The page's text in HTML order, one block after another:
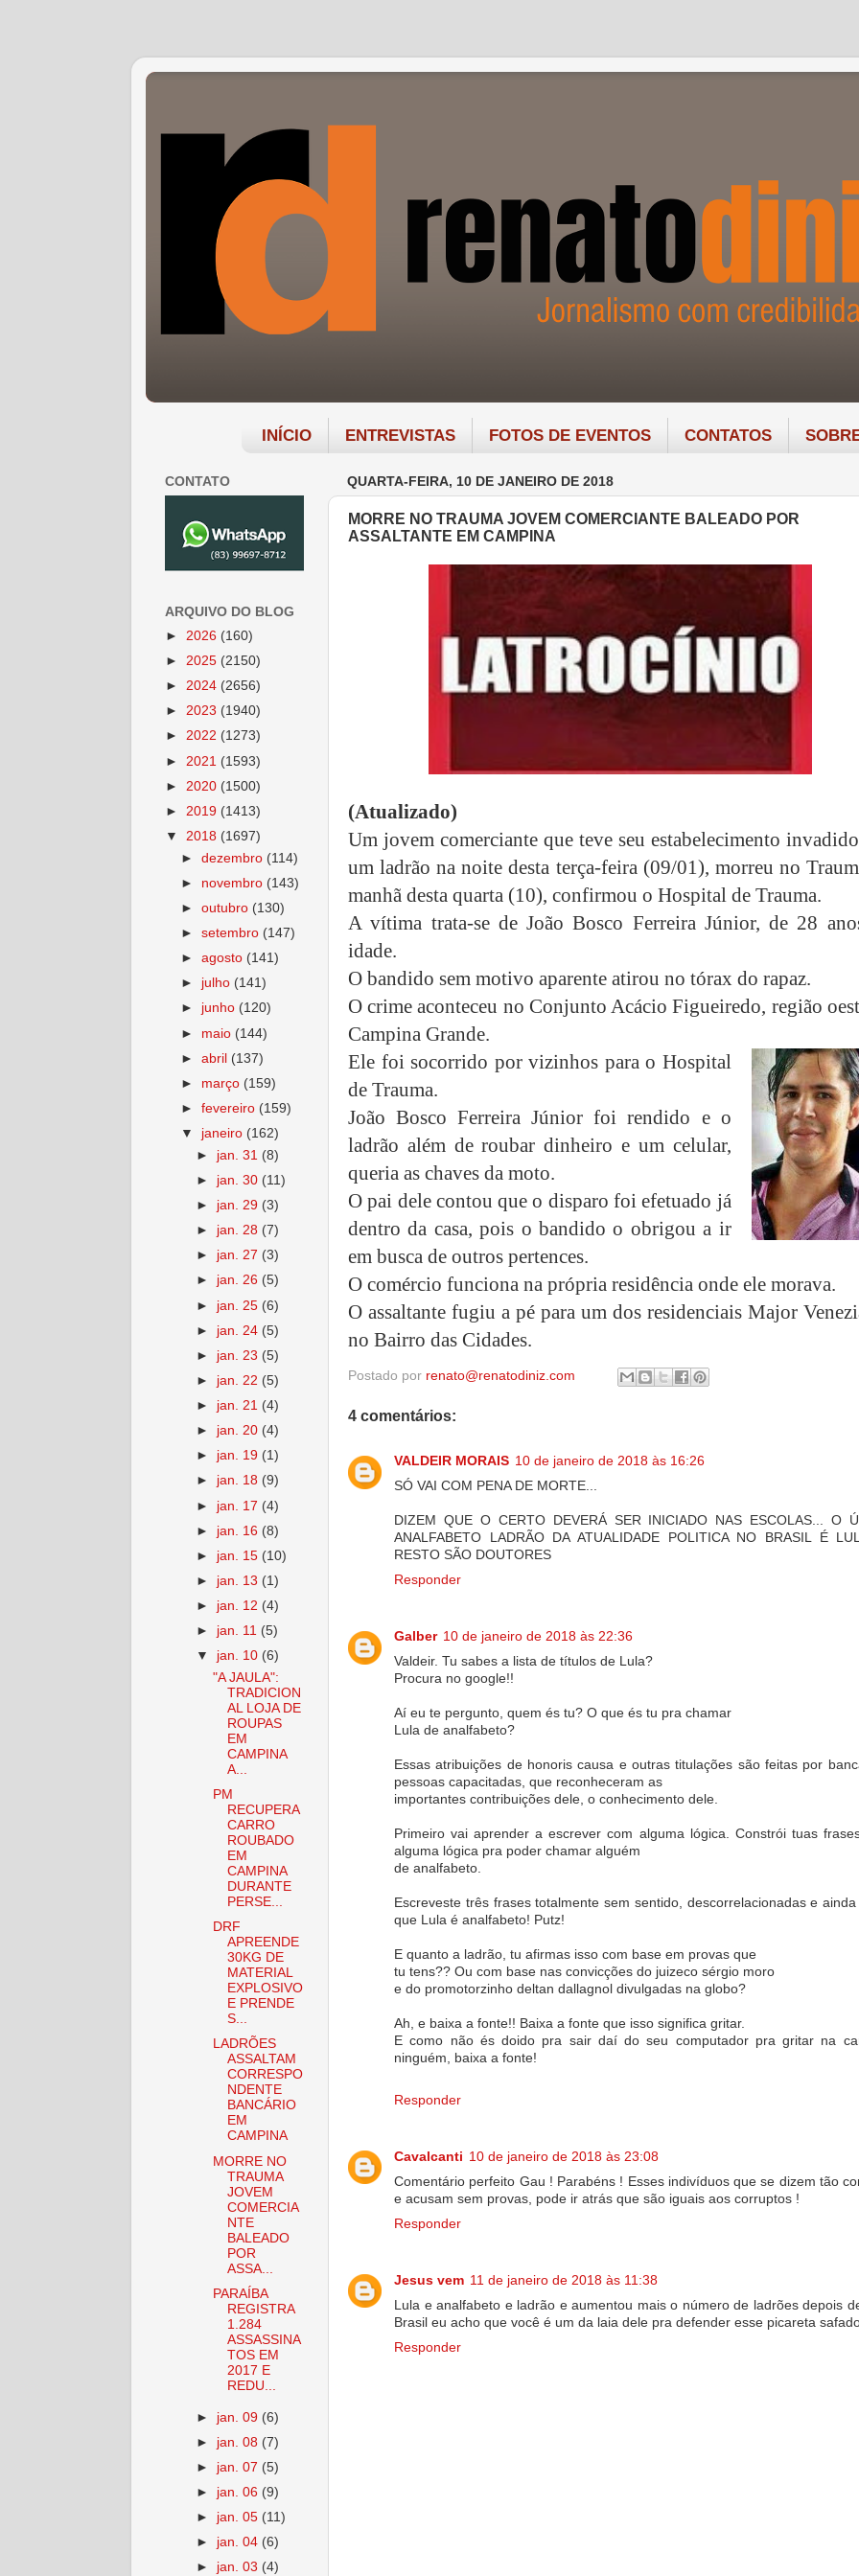
INÍCIO ENTREVISTAS FOTOS DE EVENTOS CONTATOS
QUARTA-FEIRA, 10 DE JANEIRO DE 2018
MORRE NO TRAUMA JOVEM COMERCIANTE BALEADO POR
ASSALTANTE EM CAMPINA
(Atualizado)
Um jovem comerciante que teve seu estabelecimento
um ladrão na noite desta terça-feira (09/01), morreu no
manhã desta quarta (10), confirmou o Hospital de Trauma.
A vítima trata-se de João Bosco Ferreira Júnior, de 28
idade.
O bandido sem motivo aparente atirou no tórax do rapaz.
O crime aconteceu no Conjunto Acácio Figueiredo, região
Campina Grande.
Ele foi socorrido por vizinhos para o Hospital
de Trauma.
João Bosco Ferreira Júnior foi rendido e o
ladrão além de roubar dinheiro e um celular,
queria as chaves da moto.
O pai dele contou que o disparo foi efetuado já
dentro da casa, pois o bandido o obrigou a ir
em busca de outros pertences.
O comércio funciona na própria residência onde ele morava.
O assaltante fugiu a pé para um dos residenciais Major
no Bairro das Cidades.
Postado por renato@renatodiniz.com
4 comentários:
VALDEIR MORAIS 10 de janeiro de 2018 às 16:26
SÓ VAI COM PENA DE MORTE...
DIZEM QUE O CERTO DEVERÁ SER INICIADO NAS ESCOLAS... O
ANALFABETO LADRÃO DA ATUALIDADE POLITICA NO BRASIL É
RESTO SÃO DOUTORES
Responder
Galber 10 de janeiro de 2018 às 22:36
Valdeir. Tu sabes a lista de títulos de Lula?
Procura no google!!
Aí eu te pergunto, quem és tu? O que és tu pra chamar
Lula de analfabeto?
Essas atribuições de honoris causa e outras titulações são feitas por
pessoas capacitadas, que reconheceram as
importantes contribuições dele, o conhecimento dele.
Primeiro vai aprender a escrever com alguma lógica. Constrói tuas
alguma lógica pra poder chamar alguém
de analfabeto.
Escreveste três frases totalmente sem sentido, descorrelacionadas e
que Lula é analfabeto! Putz!
E quanto a ladrão, tu afirmas isso com base em provas que
tu tens?? Ou com base nas convicções do juizeco sérgio moro
e do promotorzinho deltan dallagnol divulgadas na globo?
Ah, e baixa a fonte!! Baixa a fonte que isso significa gritar.
E como não és doido pra sair daí do seu computador pra gritar na
ninguém, baixa a fonte!
Responder
Cavalcanti 10 de janeiro de 2018 às 23:08
Comentário perfeito Gau ! Parabéns ! Esses indivíduos que se dizem tão
e acusam sem provas, pode ir atrás que são iguais aos corruptos !
Responder
Jesus vem 11 de janeiro de 2018 às 11:38
Lula e analfabeto e ladrão e aumentou mais o número de ladrões depois
Brasil eu acho que você é um da laia dele pra defender esse picareta
Responder
CONTATO
ARQUIVO DO BLOG
► 2026 (160)
► 2025 (2150)
► 2024 (2656)
► 2023 (1940)
► 2022 (1273)
► 2021 (1593)
► 2020 (1500)
► 2019 (1413)
▼ 2018 (1697)
►dezembro (114)
► novembro (143)
►outubro (130)
►setembro (147)
►agosto (141)
► julho (141)
► junho (120)
► maio (144)
►abril (137)
► março (159)
►fevereiro (159)
▼ janeiro (162)
► jan. 31 (8)
► jan. 30 (11)
► jan. 29 (3)
► jan. 28 (7)
► jan. 27 (3)
► jan. 26 (5)
► jan. 25 (6)
► jan. 24 (5)
► jan. 23 (5)
► jan. 22 (5)
► jan. 21 (4)
► jan. 20 (4)
► jan. 19 (1)
► jan. 18 (9)
► jan. 17 (4)
► jan. 16 (8)
► jan. 15 (10)
► jan. 13 (1)
► jan. 12 (4)
► jan. 11 (5)
▼ jan. 10 (6)
"A JAULA":
TRADICION
AL LOJA DE
ROUPAS
EM
CAMPINA
A...
PM
RECUPERA
CARRO
ROUBADO
EM
CAMPINA
DURANTE
PERSE...
DRF
APREENDE
30KG DE
MATERIAL
EXPLOSIVO
E PRENDE
S...
LADRÕES
ASSALTAM
CORRESPO
NDENTE
BANCÁRIO
EM
CAMPINA
MORRE NO
TRAUMA
JOVEM
COMERCIA
NTE
BALEADO
POR
ASSA...
PARAÍBA
REGISTRA
1.284
ASSASSINA
TOS EM
2017 E
REDU...
► jan. 09 (6)
► jan. 08 (7)
► jan. 07 (5)
► jan. 06 (9)
► jan. 05 (11)
► jan. 04 (6)
► jan. 03 (4)